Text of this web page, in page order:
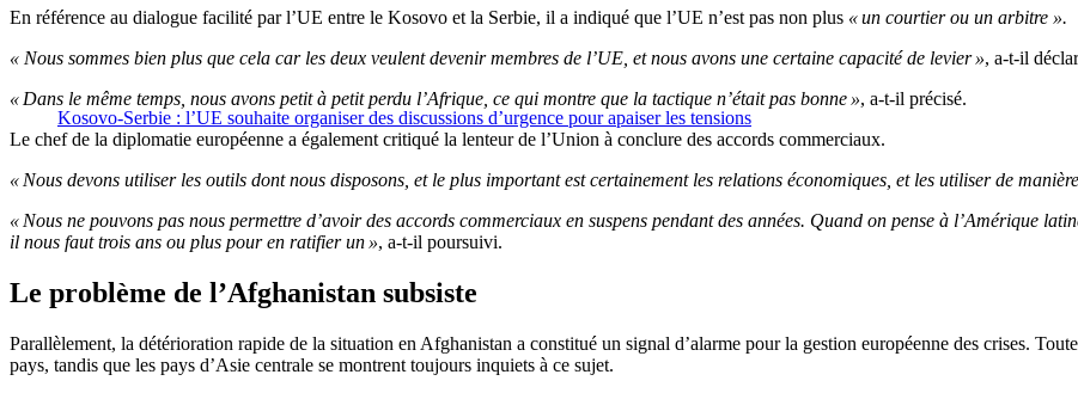
En référence au dialogue facilité par l’UE entre le Kosovo et la Serbie, il a indiqué que l’UE n’est pas non plus « un courtier ou un arbitre ».
« Nous sommes bien plus que cela car les deux veulent devenir membres de l’UE, et nous avons une certaine capacité de levier », a-t-il
Kosovo-Serbie : l’UE souhaite organiser des discussions d’urgence pour apaiser les tensions
« Dans le même temps, nous avons petit à petit perdu l’Afrique, ce qui montre que la tactique n’était pas bonne », a-t-il précisé.
Le chef de la diplomatie européenne a également critiqué la lenteur de l’Union à conclure des accords commerciaux.
« Nous devons utiliser les outils dont nous disposons, et le plus important est certainement les relations économiques, et les utiliser de
« Nous ne pouvons pas nous permettre d’avoir des accords commerciaux en suspens pendant des années. Quand on pense à l’Amérique
il nous faut trois ans ou plus pour en ratifier un », a-t-il poursuivi.
Le problème de l’Afghanistan subsiste
Parallèlement, la détérioration rapide de la situation en Afghanistan a constitué un signal d’alarme pour la gestion européenne des crises.
pays, tandis que les pays d’Asie centrale se montrent toujours inquiets à ce sujet.